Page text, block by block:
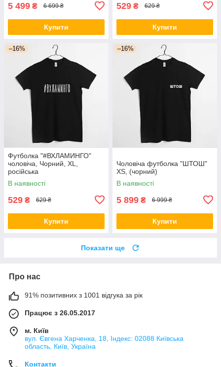
5 499 ₴ 6 699 ₴
Купити
529 ₴ 629 ₴
Купити
–16%
Футболка "#ВХЛАМИНГО"
чоловіча, Чорний, XL,
російська
В наявності
529 ₴ 629 ₴
Купити
–16%
Чоловіча футболка "ШТОШ"
XS, (чорний)
В наявності
5 899 ₴ 6 999 ₴
Купити
Показати ще
Про нас
91% позитивних з 1001 відгука за рік
Працює з 26.05.2017
м. Київ
вул. Євгена Харченка, 18, Індекс: 02088 Київська
область, Київ, Україна
Контакти